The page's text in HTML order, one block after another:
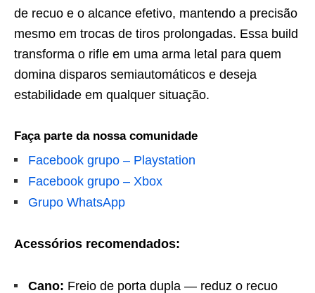
de recuo e o alcance efetivo, mantendo a precisão
mesmo em trocas de tiros prolongadas. Essa build
transforma o rifle em uma arma letal para quem
domina disparos semiautomáticos e deseja
estabilidade em qualquer situação.
Faça parte da nossa comunidade
Facebook grupo – Playstation
Facebook grupo – Xbox
Grupo WhatsApp
Acessórios recomendados:
Cano: Freio de porta dupla — reduz o recuo